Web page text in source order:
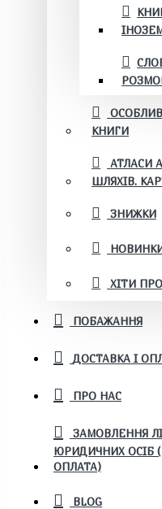
КНИГИ
АТЛАСИ
ШЛЯХІВ.
ЗНИЖКИ
ХІТИ
ПОБАЖАННЯ
ДОСТАВКА І
ПРО НАС
ЗАМОВЛЕННЯ
ЮРИДИЧНИХ ОСІБ
ОПЛАТА)
BLOG